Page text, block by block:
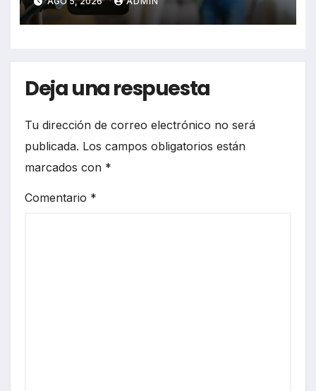
los videos virales
Deja una respuesta
Tu dirección de correo electrónico no será
publicada. Los campos obligatorios están
marcados con *
Comentario *